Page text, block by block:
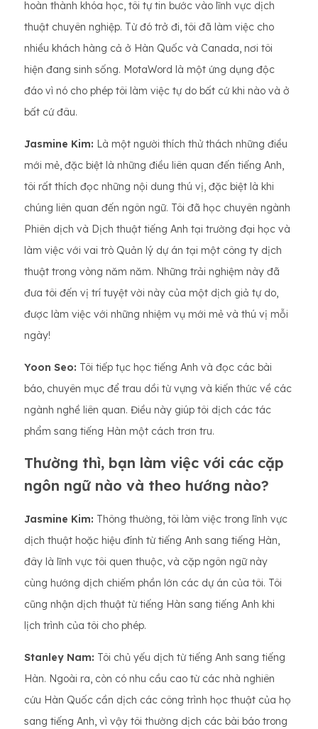
hoàn thành khóa học, tôi tự tin bước vào lĩnh vực dịch
thuật chuyên nghiệp. Từ đó trở đi, tôi đã làm việc cho
nhiều khách hàng cả ở Hàn Quốc và Canada, nơi tôi
hiện đang sinh sống. MotaWord là một ứng dụng độc
đáo vì nó cho phép tôi làm việc tự do bất cứ khi nào và ở
bất cứ đâu.
Jasmine Kim: Là một người thích thử thách những điều
mới mẻ, đặc biệt là những điều liên quan đến tiếng Anh,
tôi rất thích đọc những nội dung thú vị, đặc biệt là khi
chúng liên quan đến ngôn ngữ. Tôi đã học chuyên ngành
Phiên dịch và Dịch thuật tiếng Anh tại trường đại học và
làm việc với vai trò Quản lý dự án tại một công ty dịch
thuật trong vòng năm năm. Những trải nghiệm này đã
đưa tôi đến vị trí tuyệt vời này của một dịch giả tự do,
được làm việc với những nhiệm vụ mới mẻ và thú vị mỗi
ngày!
Yoon Seo: Tôi tiếp tục học tiếng Anh và đọc các bài
báo, chuyên mục để trau dồi từ vựng và kiến thức về các
ngành nghề liên quan. Điều này giúp tôi dịch các tác
phẩm sang tiếng Hàn một cách trơn tru.
Thường thì, bạn làm việc với các cặp
ngôn ngữ nào và theo hướng nào?
Jasmine Kim: Thông thường, tôi làm việc trong lĩnh vực
dịch thuật hoặc hiệu đính từ tiếng Anh sang tiếng Hàn,
đây là lĩnh vực tôi quen thuộc, và cặp ngôn ngữ này
cùng hướng dịch chiếm phần lớn các dự án của tôi. Tôi
cũng nhận dịch thuật từ tiếng Hàn sang tiếng Anh khi
lịch trình của tôi cho phép.
Stanley Nam: Tôi chủ yếu dịch từ tiếng Anh sang tiếng
Hàn. Ngoài ra, còn có nhu cầu cao từ các nhà nghiên
cứu Hàn Quốc cần dịch các công trình học thuật của họ
sang tiếng Anh, vì vậy tôi thường dịch các bài báo trong